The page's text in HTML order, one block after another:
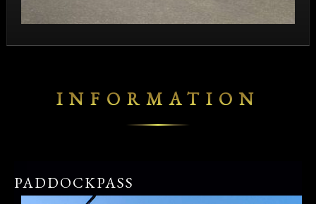
INFORMATION
PADDOCKPASS